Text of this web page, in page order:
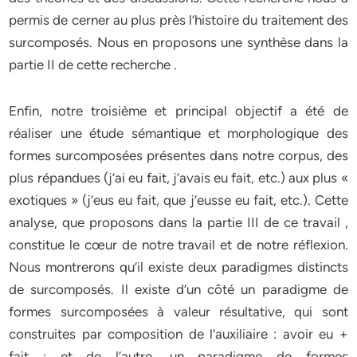
permis de cerner au plus près l’histoire du traitement des
surcomposés. Nous en proposons une synthèse dans la
partie II de cette recherche .
Enfin, notre troisième et principal objectif a été de
réaliser une étude sémantique et morphologique des
formes surcomposées présentes dans notre corpus, des
plus répandues (j’ai eu fait, j’avais eu fait, etc.) aux plus «
exotiques » (j’eus eu fait, que j’eusse eu fait, etc.). Cette
analyse, que proposons dans la partie III de ce travail ,
constitue le cœur de notre travail et de notre réflexion.
Nous montrerons qu’il existe deux paradigmes distincts
de surcomposés. Il existe d’un côté un paradigme de
formes surcomposées à valeur résultative, qui sont
construites par composition de l’auxiliaire : avoir eu +